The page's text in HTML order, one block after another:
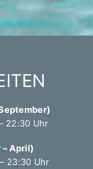
22:30 Uhr
– April)
23:30 Uhr